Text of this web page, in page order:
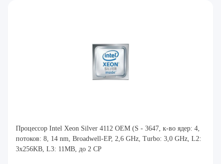
Процессор Intel Xeon Silver 4112 OEM (S - 3647, к-во ядер: 4,
потоков: 8, 14 nm, Broadwell-EP, 2,6 GHz, Turbo: 3,0 GHz, L2:
3х256KB, L3: 11MB, до 2 CP